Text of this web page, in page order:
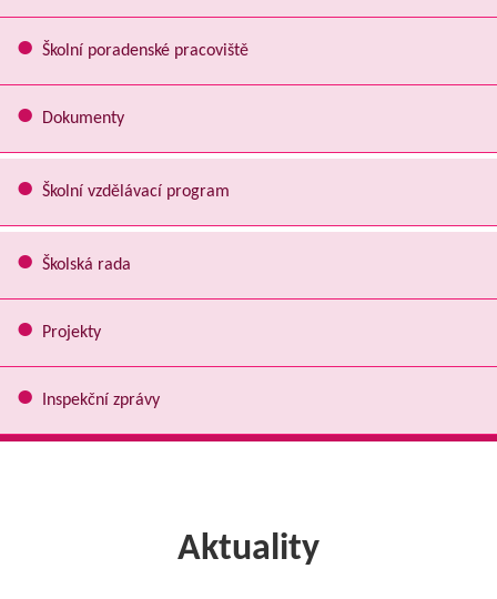
Školní poradenské pracoviště
Dokumenty
Školní vzdělávací program
Školská rada
Projekty
Inspekční zprávy
Aktuality